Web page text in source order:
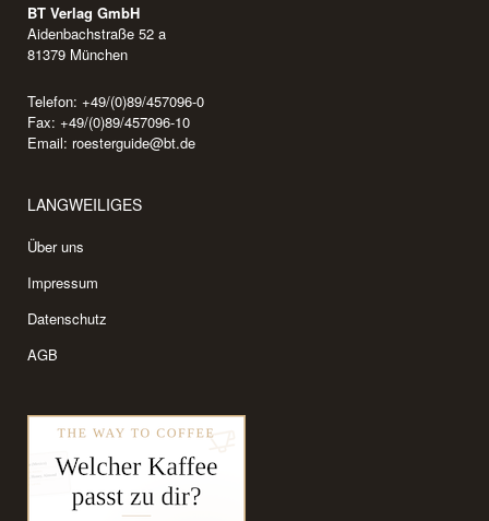
BT Verlag GmbH
Aidenbachstraße 52 a
81379 München
Telefon: +49/(0)89/457096-0
Fax: +49/(0)89/457096-10
Email: roesterguide@bt.de
LANGWEILIGES
Über uns
Impressum
Datenschutz
AGB